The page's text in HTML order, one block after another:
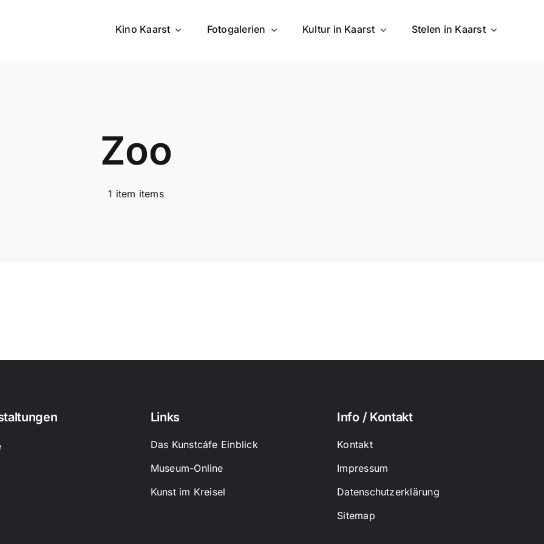
Kino Kaarst Fotogalerien Kultur in Kaarst Stelen in Kaarst
Zoo
1 item items
Links
Das Kunstcáfe Einblick
Museum-Online
Kunst im Kreisel
Info / Kontakt
Kontakt
Impressum
Datenschutzerklärung
Sitemap